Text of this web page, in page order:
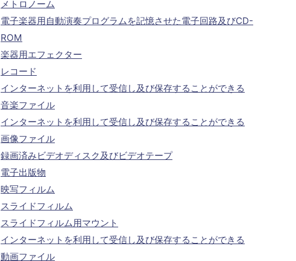
メトロノーム
電子楽器用自動演奏プログラムを記憶させた電子回路及びCD-
ROM
楽器用エフェクター
レコード
インターネットを利用して受信し及び保存することができる
音楽ファイル
インターネットを利用して受信し及び保存することができる
画像ファイル
録画済みビデオディスク及びビデオテープ
電子出版物
映写フィルム
スライドフィルム
スライドフィルム用マウント
インターネットを利用して受信し及び保存することができる
動画ファイル